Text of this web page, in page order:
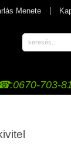
Menete
703-